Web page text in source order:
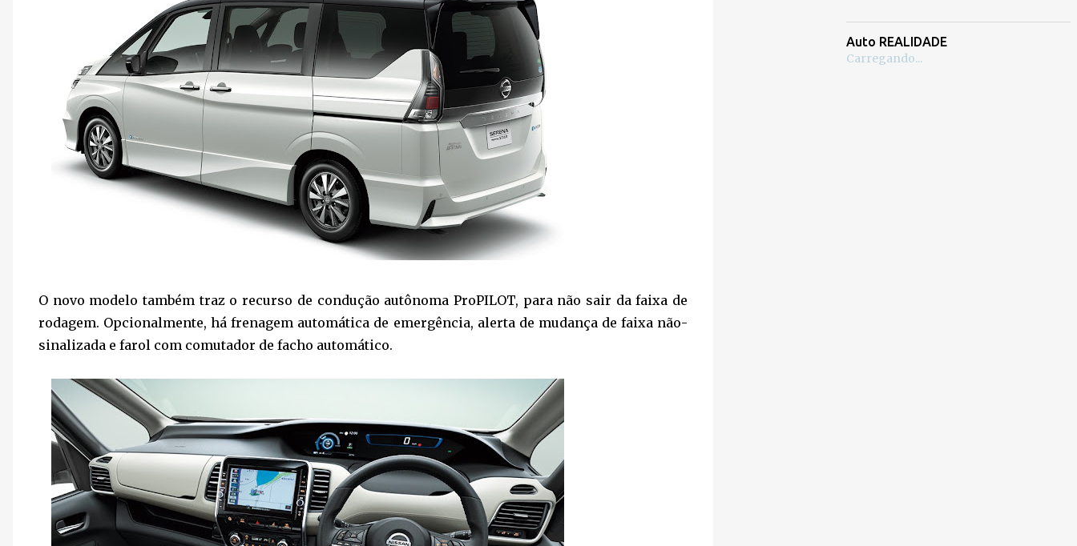
O novo modelo também traz o recurso de condução autônoma ProPILOT, para não sair da faixa de
rodagem. Opcionalmente, há frenagem automática de emergência, alerta de mudança de faixa não-
sinalizada e farol com comutador de facho automático.
Auto REALIDADE
Carregando...